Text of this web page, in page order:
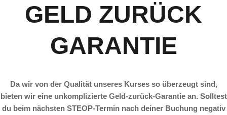
GELD ZURÜCK
GARANTIE
Da wir von der Qualität unseres Kurses so überzeugt sind,
bieten wir eine unkomplizierte Geld-zurück-Garantie an. Solltest
du beim nächsten STEOP-Termin nach deiner Buchung negativ